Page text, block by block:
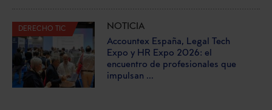
DERECHO TIC
NOTICIA
Accountex España, Legal Tech
Expo y HR Expo 2026: el
encuentro de profesionales que
impulsan ...